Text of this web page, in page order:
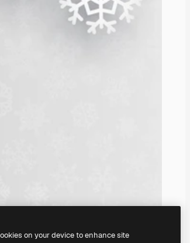
on your device to enhance site